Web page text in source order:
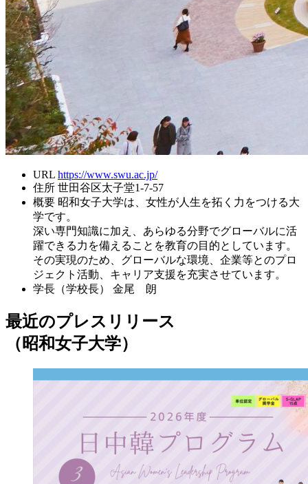
URL https://www.swu.ac.jp/
住所 世田谷区太子堂1-7-57
概要 昭和女子大学は、女性が人生を拓く力をつける大
学です。
深い専門知識に加え、あらゆる分野でグローバルに活
躍できる力を備えることを教育の目的としています。
その実現のため、グローバルな環境、企業等とのプロ
ジェクト活動、キャリア支援を充実させています。
学長（学校長）
金尾 朗
最近のプレスリリース
（昭和女子大学）